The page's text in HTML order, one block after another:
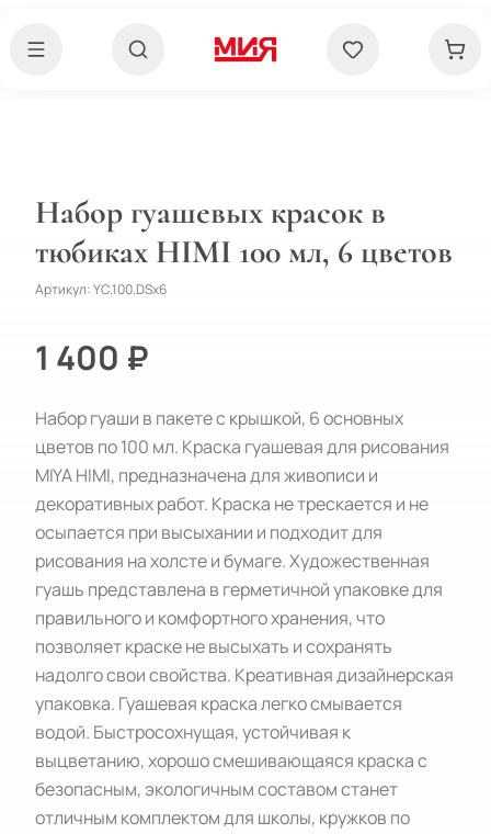
Набор гуашевых красок в
тюбиках HIMI 100 мл, 6 цветов
Артикул:YC.100.DSx6
1 400 ₽
Набор гуаши в пакете с крышкой, 6 основных
цветов по 100 мл. Краска гуашевая для рисования
MIYA HIMI, предназначена для живописи и
декоративных работ. Краска не трескается и не
осыпается при высыхании и подходит для
рисования на холсте и бумаге. Художественная
гуашь представлена в герметичной упаковке для
правильного и комфортного хранения, что
позволяет краске не высыхать и сохранять
надолго свои свойства. Креативная дизайнерская
упаковка. Гуашевая краска легко смывается
водой. Быстросохнущая, устойчивая к
выцветанию, хорошо смешивающаяся краска с
безопасным, экологичным составом станет
отличным комплектом для школы, кружков по